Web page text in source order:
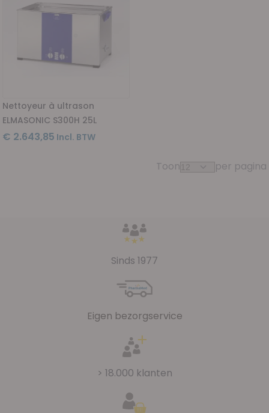
Nettoyeur à ultrason
ELMASONIC S300H 25L
€ 2.643,85
Toon per pagina
Sinds 1977
Eigen bezorgservice
> 18.000 klanten